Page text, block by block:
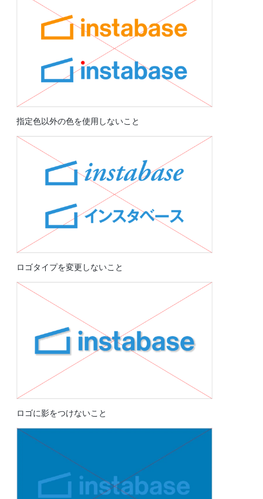
指定色以外の色を使用しないこと
ロゴタイプを変更しないこと
ロゴに影をつけないこと